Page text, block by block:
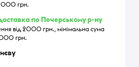
грн.
по Печерському р-ну
від 2000 грн., мінімальна сума
грн.